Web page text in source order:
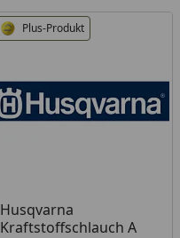
Plus-Produkt
Husqvarna
Kraftstoffschlauch A
Produkt am Lager